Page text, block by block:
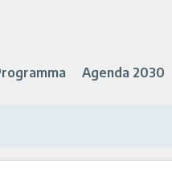
Agenda 2030